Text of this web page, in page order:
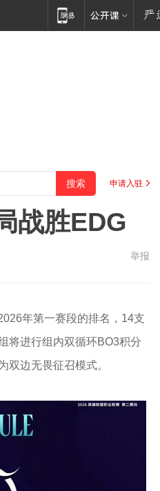
申请入驻
战胜EDG
举报
年第一赛段的排名，14支
将进行组内双循环BO3积分
双边无畏征召模式。